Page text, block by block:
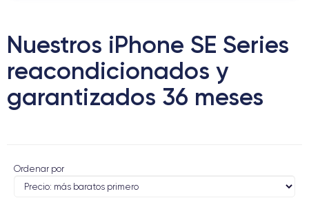
Nuestros iPhone SE Series
reacondicionados y
garantizados 36 meses
Ordenar por